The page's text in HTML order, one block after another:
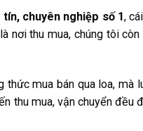
chuyên nghiệp số 1,
nơi thu mua, chúng tôi còn
thức mua bán qua loa, mà
thu mua, vận chuyển đều